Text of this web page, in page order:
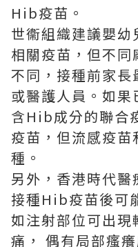
Hib疫苗。
世衞組織建議嬰
相關疫苗，但不
不同，接種前家長
或醫護人員。如
含Hib成分的聯合
疫苗，但流感疫
種。
另外，香港時代
接種Hib疫苗後可
如注射部位可出現
痛， 偶有局部瘙